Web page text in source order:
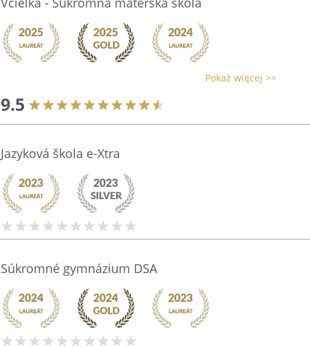
Pokaż więcej >>
9.5
Jazyková škola e-Xtra
Súkromné gymnázium DSA